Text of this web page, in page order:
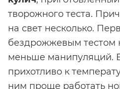
творожного теста.
на свет несколько.
бездрожжевым тестом
меньше манипуляций.
прихотливо к
ним проще работать